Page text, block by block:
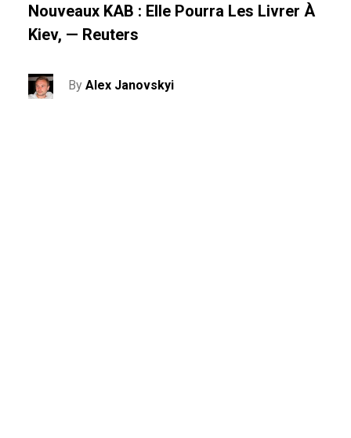
Nouveaux KAB : Elle Pourra Les Livrer À
Kiev, — Reuters
ByAlex Janovskyi